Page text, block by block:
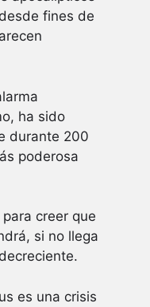
fines de
ha sido
durante 200
poderosa
creer que
si no llega
es una crisis